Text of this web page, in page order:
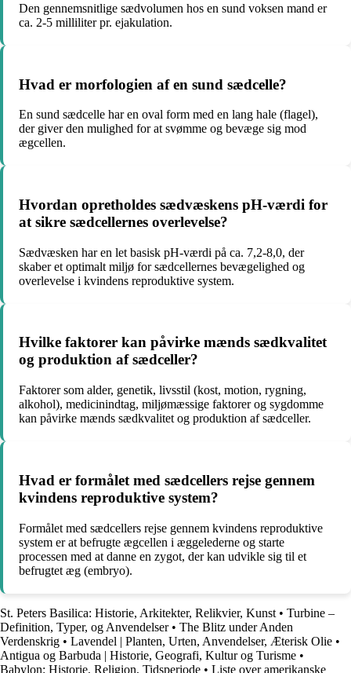
Den gennemsnitlige sædvolumen hos en sund voksen mand er
ca. 2-5 milliliter pr. ejakulation.
Hvad er morfologien af en sund sædcelle?
En sund sædcelle har en oval form med en lang hale (flagel),
der giver den mulighed for at svømme og bevæge sig mod
ægcellen.
Hvordan opretholdes sædvæskens pH-værdi for
at sikre sædcellernes overlevelse?
Sædvæsken har en let basisk pH-værdi på ca. 7,2-8,0, der
skaber et optimalt miljø for sædcellernes bevægelighed og
overlevelse i kvindens reproduktive system.
Hvilke faktorer kan påvirke mænds sædkvalitet
og produktion af sædceller?
Faktorer som alder, genetik, livsstil (kost, motion, rygning,
alkohol), medicinindtag, miljømæssige faktorer og sygdomme
kan påvirke mænds sædkvalitet og produktion af sædceller.
Hvad er formålet med sædcellers rejse gennem
kvindens reproduktive system?
Formålet med sædcellers rejse gennem kvindens reproduktive
system er at befrugte ægcellen i æggelederne og starte
processen med at danne en zygot, der kan udvikle sig til et
befrugtet æg (embryo).
St. Peters Basilica: Historie, Arkitekter, Relikvier, Kunst • Turbine –
Definition, Typer, og Anvendelser• The Blitz under Anden
Verdenskrig • Lavendel | Planten, Urten, Anvendelser, Æterisk Olie •
Antigua og Barbuda | Historie, Geografi, Kultur og Turisme •
Babylon: Historie, Religion, Tidsperiode • Liste over amerikanske